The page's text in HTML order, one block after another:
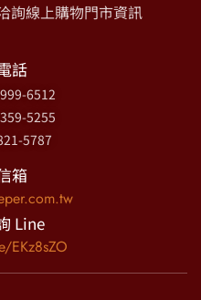
詢線上購物門市資訊
話
6512
5255
5787
箱
Line
EKz8sZO